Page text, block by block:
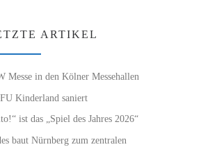
ARTIKEL
Messe in den Kölner Messehallen
Kinderland saniert
ist das „Spiel des Jahres 2026“
baut Nürnberg zum zentralen